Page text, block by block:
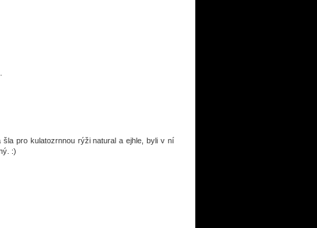
pro kulatozrnnou rýži natural a ejhle, byli v ní
:)